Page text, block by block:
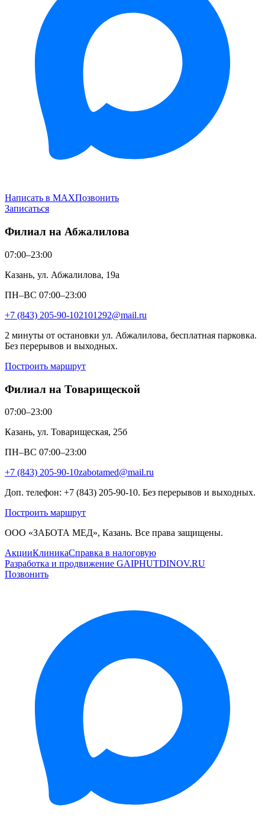
Написать в MAXПозвонить
Записаться
Филиал на Абжалилова
07:00–23:00
Казань, ул. Абжалилова, 19а
ПН–ВС 07:00–23:00
+7 (843) 205-90-102101292@mail.ru
2 минуты от остановки ул. Абжалилова, бесплатная парковка.
Без перерывов и выходных.
Построить маршрут
Филиал на Товарищеской
07:00–23:00
Казань, ул. Товарищеская, 25б
ПН–ВС 07:00–23:00
+7 (843) 205-90-10zabotamed@mail.ru
Доп. телефон: +7 (843) 205-90-10. Без перерывов и выходных.
Построить маршрут
ООО «ЗАБОТА МЕД», Казань. Все права защищены.
АкцииКлиникаСправка в налоговую
Разработка и продвижение GAIPHUTDINOV.RU
Позвонить